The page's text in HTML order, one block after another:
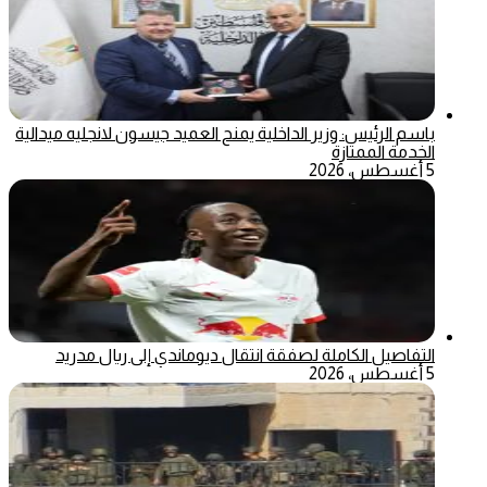
باسم الرئيس: وزير الداخلية يمنح العميد جيسون لانجليه ميدالية
الخدمة الممتازة
5 أغسطس، 2026
التفاصيل الكاملة لصفقة انتقال ديوماندي إلى ريال مدريد
5 أغسطس، 2026